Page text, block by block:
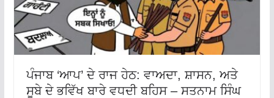
ਪੰਜਾਬ ‘ਆਪ’ ਦੇ ਰਾਜ ਹੇਠ: ਵਾਅਦਾ, ਸ਼ਾਸਨ, ਅਤੇ
ਸੂਬੇ ਦੇ ਭਵਿੱਖ ਬਾਰੇ ਵਧਦੀ ਬਹਿਸ – ਸਤਨਾਮ ਸਿੰਘ